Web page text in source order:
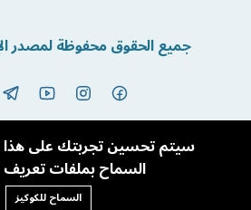
جميع الحقوق محفوظة لمصدر
By BandoraCMS
سيتم تحسين تجربتك على هذا
السماح بملفات تعريف
السماح للكوكيز